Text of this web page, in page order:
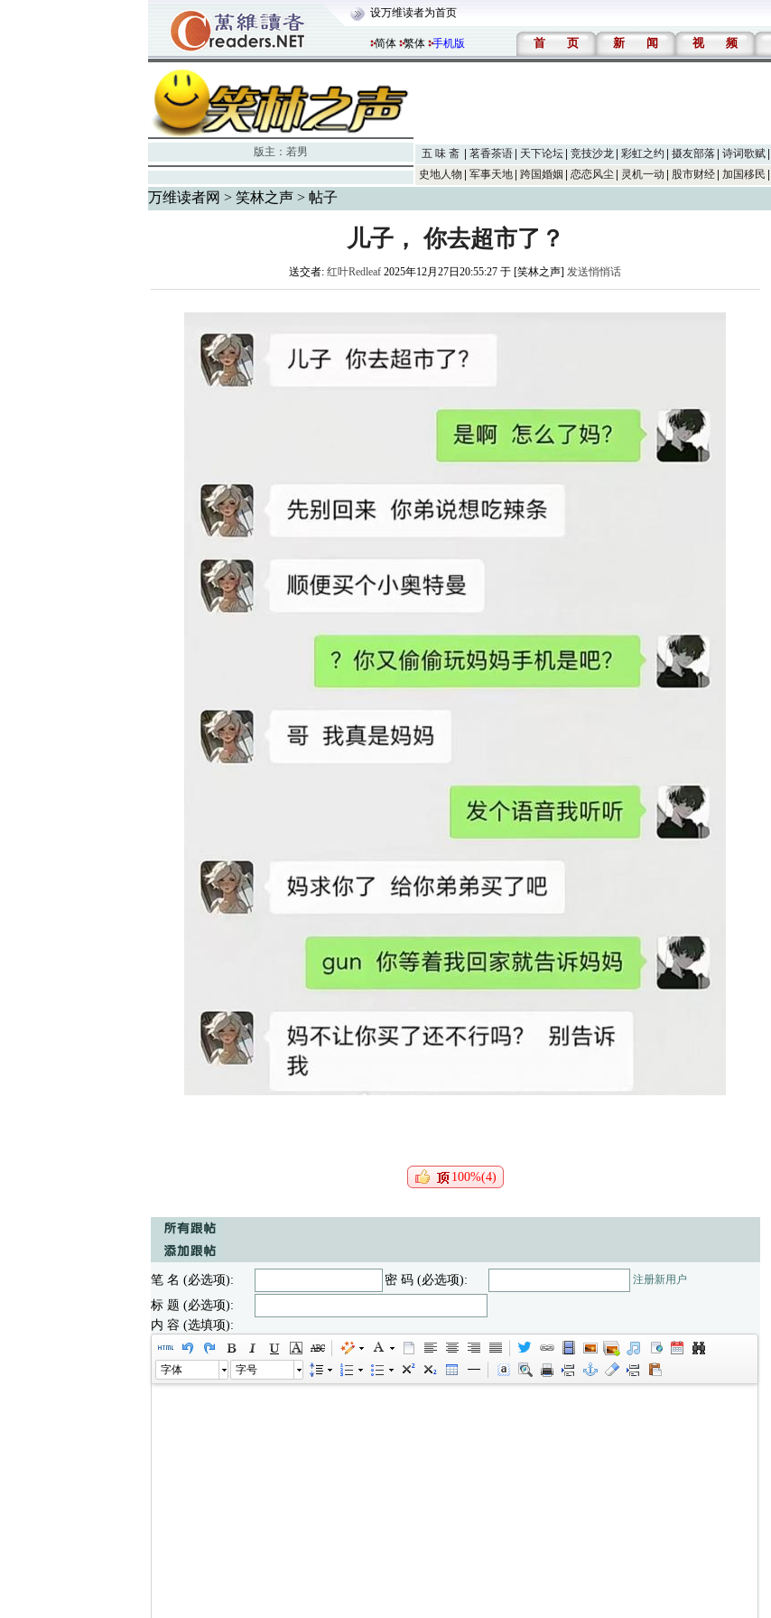
设万维读者为首页
简体 繁体 手机版 首 页 新 闻 视 频
版主： 若男 五 味 斋 茗香茶语 天下论坛 竞技沙龙 彩虹之约 摄友部落 诗词歌赋
史地人物
军事天地 跨国婚姻 恋恋风尘 灵机一动 股市财经 加国移民
万维读者网 > 笑林之声> 帖子
儿子， 你去超市了？
送交者: 红叶Redleaf 2025年12月27日20:55:27 于 [笑林之声] 发送悄悄话
100%(4)
笔 名 (必选项): 密 码 (必选项): 注册新用户
标 题 (必选项):
内 容 (选填项):
字体 字号